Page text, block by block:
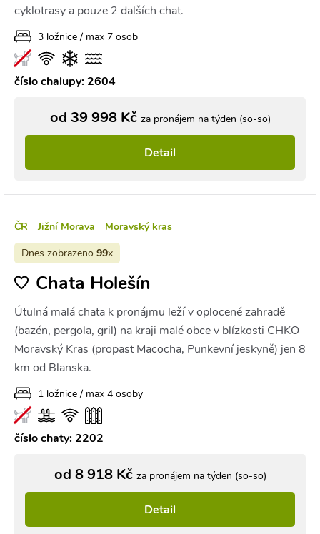
cyklotrasy a pouze 2 dalších chat.
3 ložnice / max 7 osob
číslo chalupy: 2604
od 39 998 Kč za pronájem na týden (so-so)
Detail
ČR Jižní Morava Moravský kras
Dnes zobrazeno 99x
Chata Holešín
Útulná malá chata k pronájmu leží v oplocené zahradě
(bazén, pergola, gril) na kraji malé obce v blízkosti CHKO
Moravský Kras (propast Macocha, Punkevní jeskyně) jen 8
km od Blanska.
1 ložnice / max 4 osoby
číslo chaty: 2202
od 8 918 Kč za pronájem na týden (so-so)
Detail